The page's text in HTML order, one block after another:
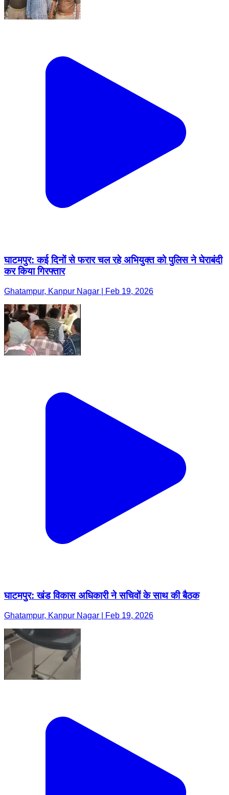
घाटमपुर: कई दिनों से फरार चल रहे अभियुक्त को पुलिस ने घेराबंदी
कर किया गिरफ्तार
Ghatampur, Kanpur Nagar | Feb 19, 2026
घाटमपुर: खंड विकास अधिकारी ने सचिवों के साथ की बैठक
Ghatampur, Kanpur Nagar | Feb 19, 2026